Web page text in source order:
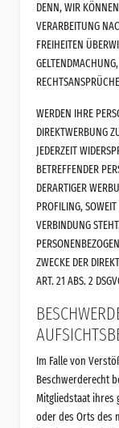
DENN, WIR
VERARBEITUNG
FREIHEITEN
WERDEN IHRE
DIREKTWERBUNG
JEDERZEIT
BETREFFENDER
DERARTIGER
PROFILING,
VERBINDUNG
ZWECKE DER
ART. 21 ABS. 2
Im Falle von
Beschwerderecht
Mitgliedstaat ihres
oder des Orts des